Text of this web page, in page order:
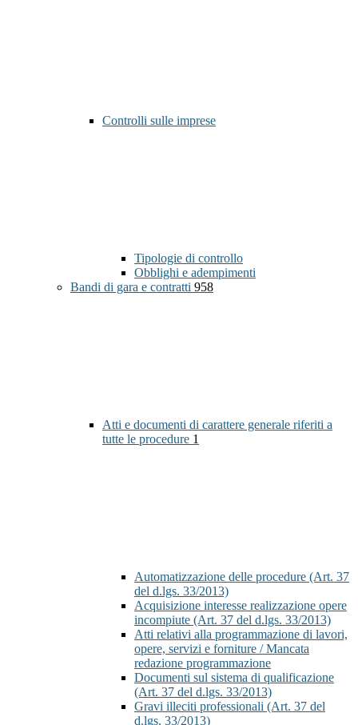
Controlli sulle imprese
Tipologie di controllo
Obblighi e adempimenti
Bandi di gara e contratti 958
Atti e documenti di carattere generale riferiti a
tutte le procedure 1
Automatizzazione delle procedure (Art. 37
del d.lgs. 33/2013)
Acquisizione interesse realizzazione opere
incompiute (Art. 37 del d.lgs. 33/2013)
Atti relativi alla programmazione di lavori,
opere, servizi e forniture / Mancata
redazione programmazione
Documenti sul sistema di qualificazione
(Art. 37 del d.lgs. 33/2013)
Gravi illeciti professionali (Art. 37 del
d.lgs. 33/2013)